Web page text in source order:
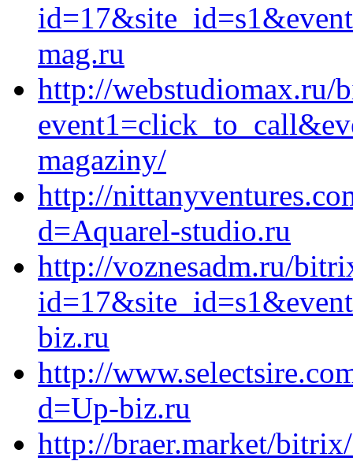
mag.ru
http://webstudiomax.ru/
magaziny/
http://
d=Aquarel-studio.ru
http://voznesadm.ru/
biz.ru
http://
d=Up-biz.ru
http://braer.market/